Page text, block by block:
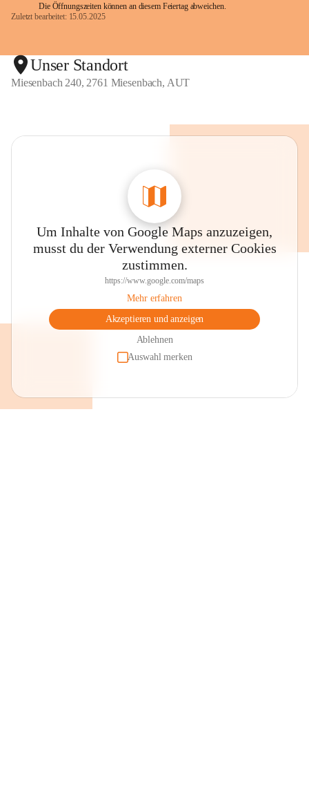
Die Öffnungszeiten können an diesem Feiertag abweichen.
Zuletzt bearbeitet: 15.05.2025
Unser Standort
Miesenbach 240, 2761 Miesenbach, AUT
Um Inhalte von Google Maps anzuzeigen,
musst du der Verwendung externer Cookies
zustimmen.
https://www.google.com/maps
Mehr erfahren
Akzeptieren und anzeigen
Ablehnen
Auswahl merken